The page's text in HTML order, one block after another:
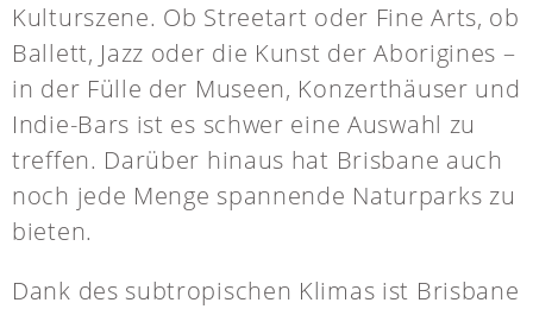
Kulturszene. Ob Streetart oder Fine Arts, ob
Ballett, Jazz oder die Kunst der Aborigines –
in der Fülle der Museen, Konzerthäuser und
Indie-Bars ist es schwer eine Auswahl zu
treffen. Darüber hinaus hat Brisbane auch
noch jede Menge spannende Naturparks zu
bieten.
Dank des subtropischen Klimas ist Brisbane